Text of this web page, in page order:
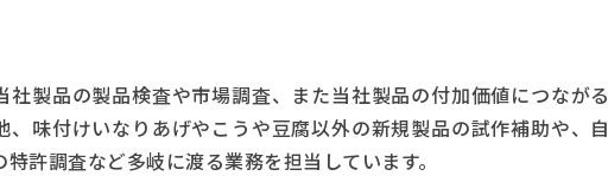
製品の製品検査や市場調査、また当社製品の付加価値につながる
味付けいなりあげやこうや豆腐以外の新規製品の試作補助や、自
許調査など多岐に渡る業務を担当しています。